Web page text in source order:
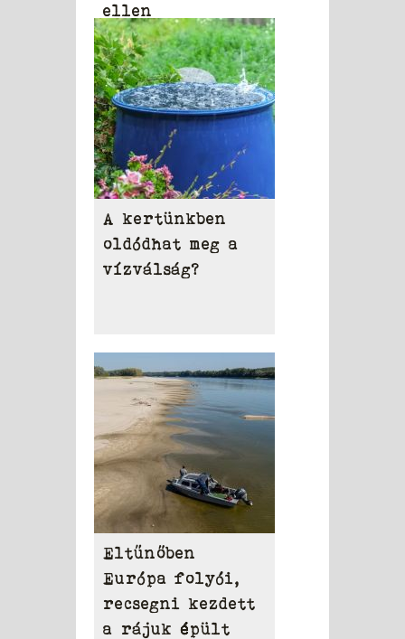
ellen
A kertünkben
oldódhat meg a
vízválság?
Eltűnőben
Európa folyói,
recsegni kezdett
a rájuk épült